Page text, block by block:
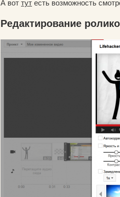
А вот тут есть возможность
Редактирование